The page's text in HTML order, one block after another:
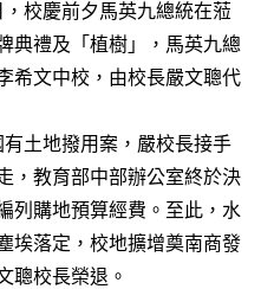
校慶前夕馬英九總統在蒞
典禮及「植樹」，馬英九總
希文中校，由校長嚴文聰代
土地撥用案，嚴校長接手
，教育部中部辦公室終於決
列購地預算經費。至此，水
埃落定，校地擴增奠南商發
聰校長榮退。